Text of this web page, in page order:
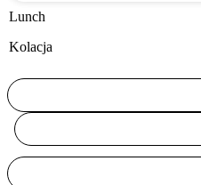
Lunch
Kolacja